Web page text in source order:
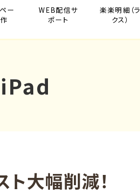
ー
WEB配信サ
ポート
楽楽明細（ラ
クス）
iPad
大幅削減！